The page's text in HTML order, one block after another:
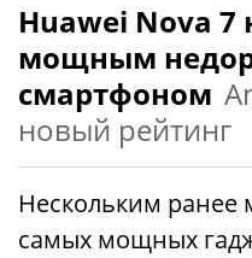
Huawei Nova
мощным
смартфоном
новый рейтинг
Нескольким ранее
самых мощных